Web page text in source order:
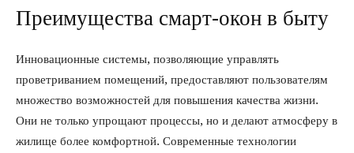
Преимущества смарт-окон в быту
Инновационные системы, позволяющие управлять
проветриванием помещений, предоставляют пользователям
множество возможностей для повышения качества жизни.
Они не только упрощают процессы, но и делают атмосферу в
жилище более комфортной. Современные технологии